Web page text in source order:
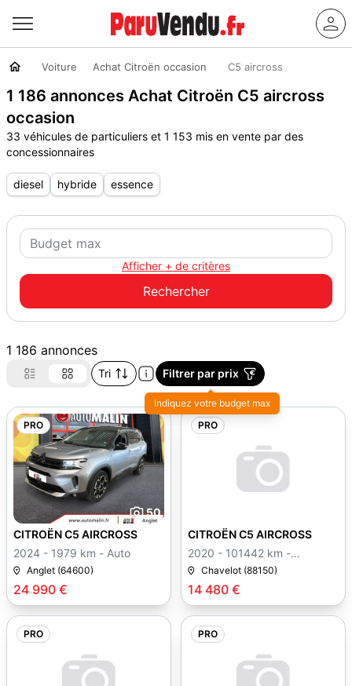
Voiture Achat Citroën occasion C5 aircross
1 186 annonces Achat Citroën C5 aircross
occasion
33 véhicules de particuliers et 1 153 mis en vente par des
concessionnaires
diesel hybride essence
Afficher + de critères
1 186 annonces
Tri Filtrer par prix
Indiquez votre budget max
PRO
50
24 990 €
CITROËN C5 AIRCROSS
2024 - 1979 km - Auto
Anglet (64600)
PRO
14 480 €
CITROËN C5 AIRCROSS
2020 - 101442 km -
Manuelle
Chavelot (88150)
PRO PRO